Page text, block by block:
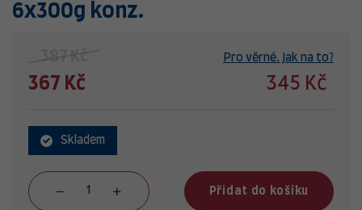
6x300g konz.
387 Kč Pro věrné. Jak na to?
367 Kč 345 Kč
Skladem
Přidat do košíku